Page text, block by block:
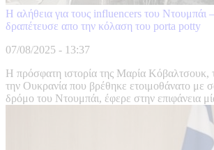
Η αλήθεια για τους influencers του Ντουμπάι
δραπέτευσε απο την κόλαση του porta potty
07/08/2025 - 13:37
Η πρόσφατη ιστορία της Μαρία Κόβαλτσουκ,
την Ουκρανία που βρέθηκε ετοιμοθάνατο με
δρόμο του Ντουμπάι, έφερε στην επιφάνεια